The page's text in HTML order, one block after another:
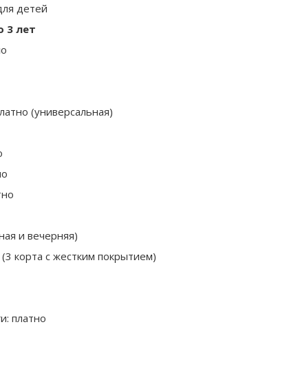
детей
3 лет
(универсальная)
и вечерняя)
корта с жестким покрытием)
платно